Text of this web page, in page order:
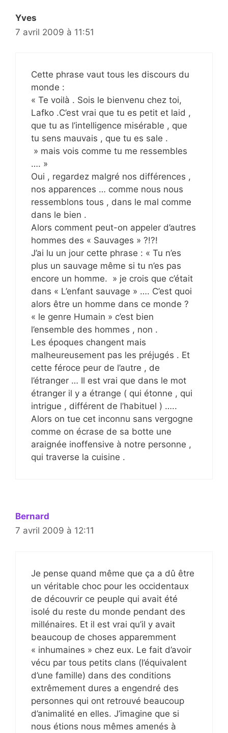
Yves
7 avril 2009 à 11:51
Cette phrase vaut tous les discours du
monde :
« Te voilà . Sois le bienvenu chez toi,
Lafko .C’est vrai que tu es petit et laid ,
que tu as l’intelligence misérable , que
tu sens mauvais , que tu es sale .
» mais vois comme tu me ressembles
…. »
Oui , regardez malgré nos différences ,
nos apparences … comme nous nous
ressemblons tous , dans le mal comme
dans le bien .
Alors comment peut-on appeler d’autres
hommes des « Sauvages » ?!?!
J’ai lu un jour cette phrase : « Tu n’es
plus un sauvage même si tu n’es pas
encore un homme. » je crois que c’était
dans « L’enfant sauvage » …. C’est quoi
alors être un homme dans ce monde ?
« le genre Humain » c’est bien
l’ensemble des hommes , non .
Les époques changent mais
malheureusement pas les préjugés . Et
cette féroce peur de l’autre , de
l’étranger … Il est vrai que dans le mot
étranger il y a étrange ( qui étonne , qui
intrigue , différent de l’habituel ) …..
Alors on tue cet inconnu sans vergogne
comme on écrase de sa botte une
araignée inoffensive à notre personne ,
qui traverse la cuisine .
Bernard
7 avril 2009 à 12:11
Je pense quand même que ça a dû être
un véritable choc pour les occidentaux
de découvrir ce peuple qui avait été
isolé du reste du monde pendant des
millénaires. Et il est vrai qu’il y avait
beaucoup de choses apparemment
« inhumaines » chez eux. Le fait d’avoir
vécu par tous petits clans (l’équivalent
d’une famille) dans des conditions
extrêmement dures a engendré des
personnes qui ont retrouvé beaucoup
d’animalité en elles. J’imagine que si
nous étions nous mêmes amenés à